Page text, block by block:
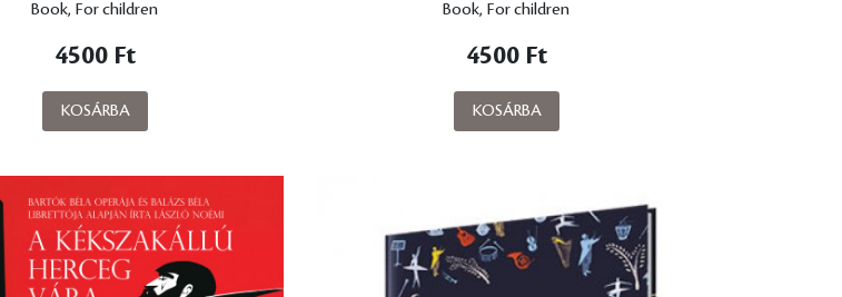
Book, For children
4500 Ft
KOSÁRBA
Book, For children
4500 Ft
KOSÁRBA